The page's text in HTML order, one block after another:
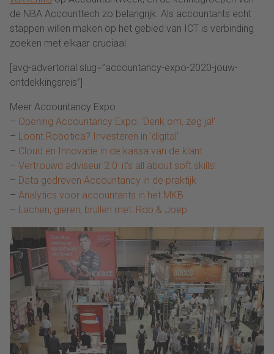
de NBA Accounttech zo belangrijk. Als accountants echt
stappen willen maken op het gebied van ICT is verbinding
zoeken met elkaar cruciaal.
[avg-advertorial slug=”accountancy-expo-2020-jouw-
ontdekkingsreis”]
Meer Accountancy Expo
– Opening Accountancy Expo: 'Denk om, zeg ja!'
– Loont Robotica? Investeren in 'digital'
– Cloud en Innovatie in de kassa van de klant
– Vertrouwd adviseur 2.0: it’s all about soft skills!
– Data gedreven Accountancy in de praktijk
– Analytics voor accountants in het MKB
– Lachen, gieren, brullen met: Rob & Joep